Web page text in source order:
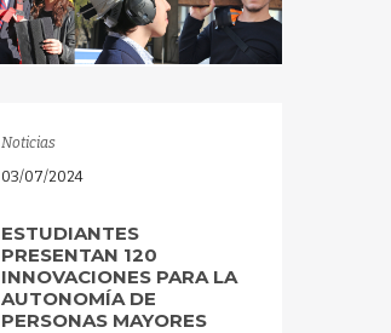
Noticias
03/07/2024
ESTUDIANTES
PRESENTAN 120
INNOVACIONES PARA LA
AUTONOMÍA DE
PERSONAS MAYORES